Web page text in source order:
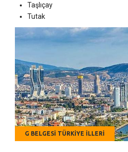
Taşlıçay
Tutak
G BELGESI TÜRKIYE İLLERI